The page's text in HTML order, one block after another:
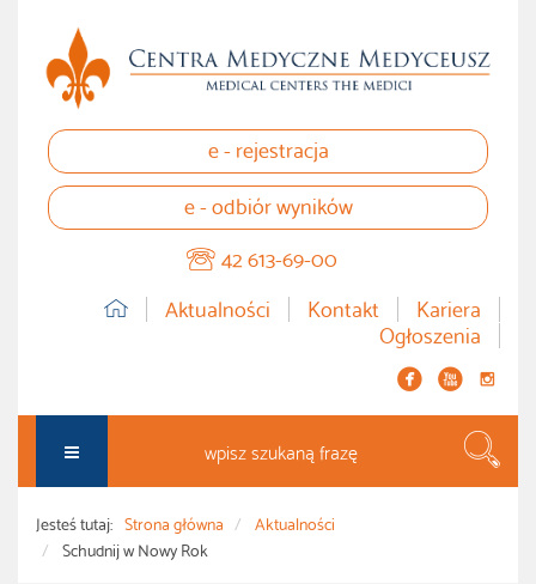
e - rejestracja
e - odbiór wyników
42 613-69-00
Aktualności
Kontakt Kariera
Ogłoszenia
  instagram
Jesteś tutaj: Strona główna
Aktualności
Schudnij w Nowy Rok